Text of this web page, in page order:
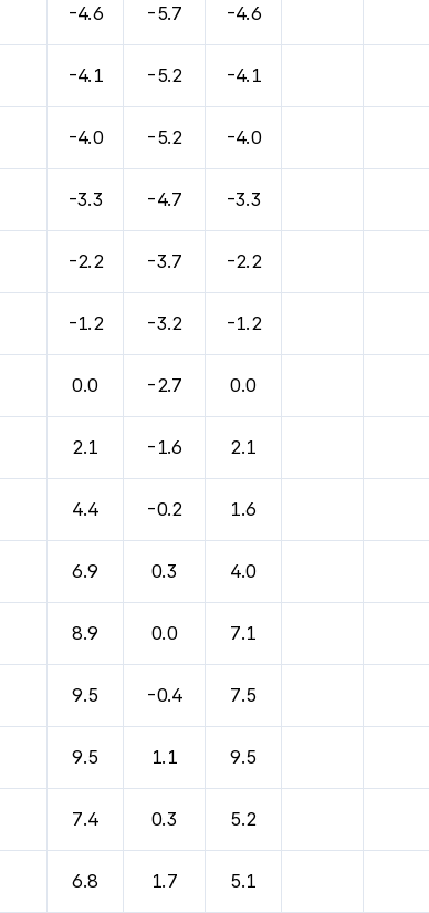
-4.6 -5.7 -4.6
-4.1 -5.2 -4.1
-4.0 -5.2 -4.0
-3.3 -4.7 -3.3
-2.2 -3.7 -2.2
-1.2 -3.2 -1.2
0.0 -2.7 0.0
2.1 -1.6 2.1
4.4 -0.2 1.6
6.9 0.3 4.0
8.9 0.0 7.1
9.5 -0.4 7.5
9.5 1.1 9.5
7.4 0.3 5.2
6.8 1.7 5.1